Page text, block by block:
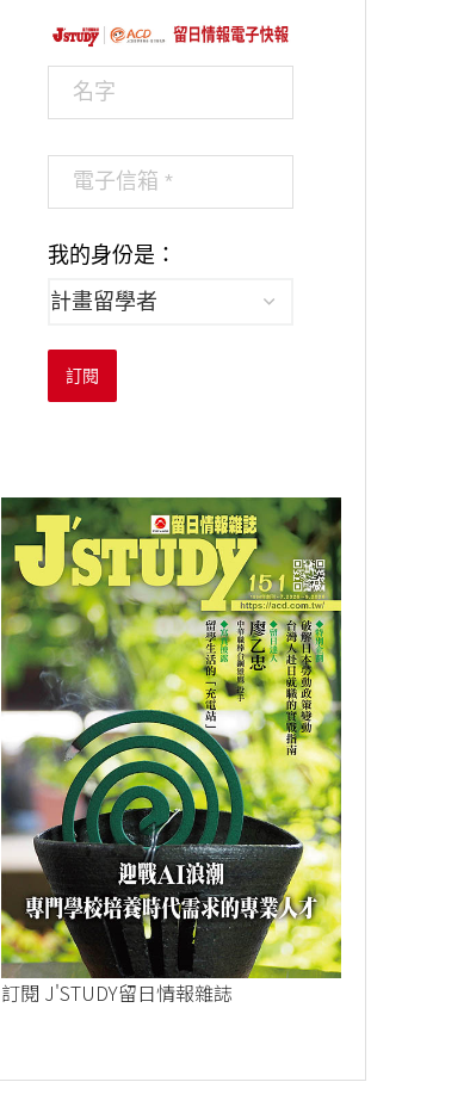
透過音樂，連結對...
2025-02-21
從錢湯的看板女
我的身份是：
訂閱
訂閱 J'STUDY留日情報雜誌